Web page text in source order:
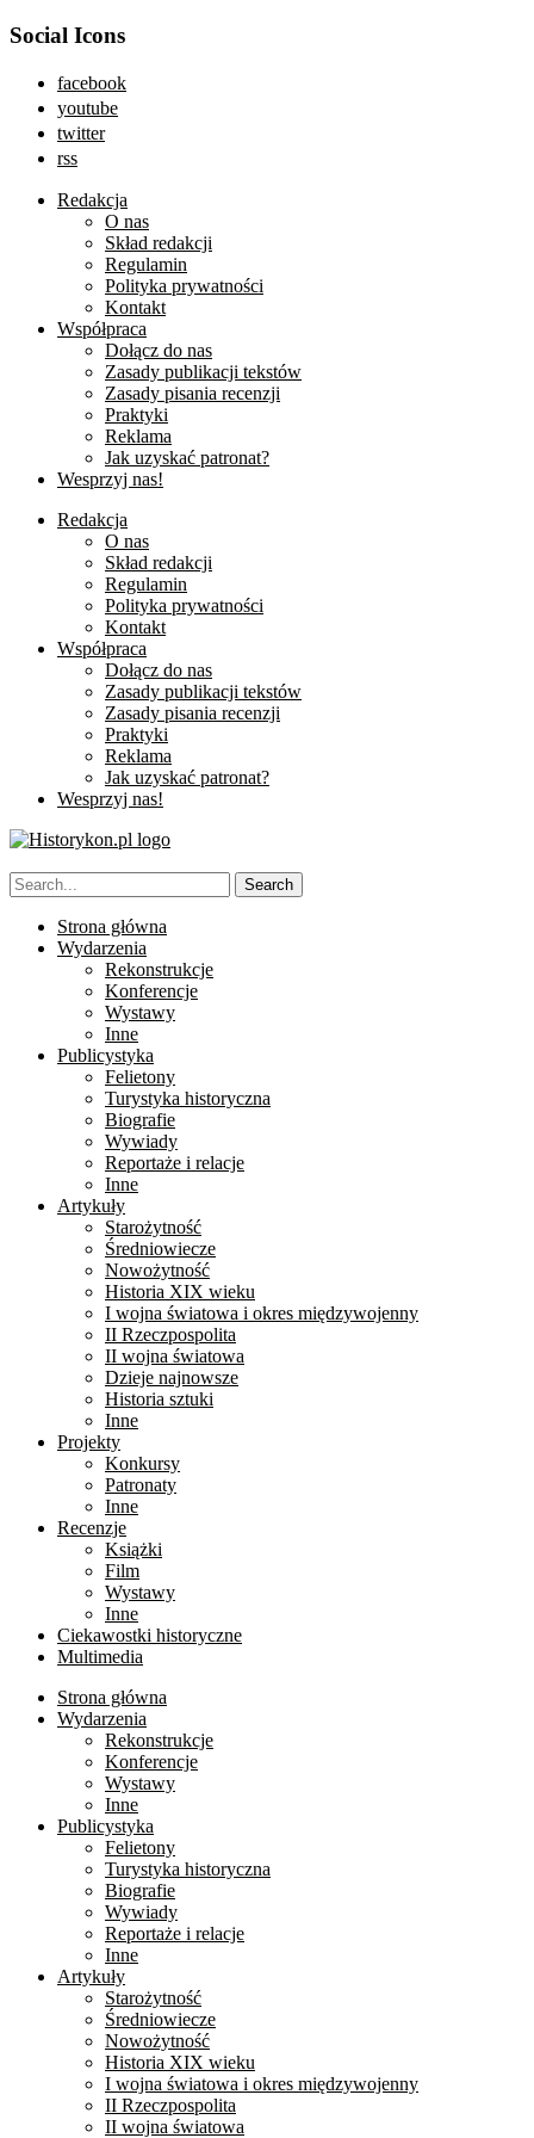
Social Icons
facebook
youtube
twitter
rss
Redakcja
O nas
Skład redakcji
Regulamin
Polityka prywatności
Kontakt
Współpraca
Dołącz do nas
Zasady publikacji tekstów
Zasady pisania recenzji
Praktyki
Reklama
Jak uzyskać patronat?
Wesprzyj nas!
Redakcja
O nas
Skład redakcji
Regulamin
Polityka prywatności
Kontakt
Współpraca
Dołącz do nas
Zasady publikacji tekstów
Zasady pisania recenzji
Praktyki
Reklama
Jak uzyskać patronat?
Wesprzyj nas!
Strona główna
Wydarzenia
Rekonstrukcje
Konferencje
Wystawy
Inne
Publicystyka
Felietony
Turystyka historyczna
Biografie
Wywiady
Reportaże i relacje
Inne
Artykuły
Starożytność
Średniowiecze
Nowożytność
Historia XIX wieku
I wojna światowa i okres międzywojenny
II Rzeczpospolita
II wojna światowa
Dzieje najnowsze
Historia sztuki
Inne
Projekty
Konkursy
Patronaty
Inne
Recenzje
Książki
Film
Wystawy
Inne
Ciekawostki historyczne
Multimedia
Strona główna
Wydarzenia
Rekonstrukcje
Konferencje
Wystawy
Inne
Publicystyka
Felietony
Turystyka historyczna
Biografie
Wywiady
Reportaże i relacje
Inne
Artykuły
Starożytność
Średniowiecze
Nowożytność
Historia XIX wieku
I wojna światowa i okres międzywojenny
II Rzeczpospolita
II wojna światowa